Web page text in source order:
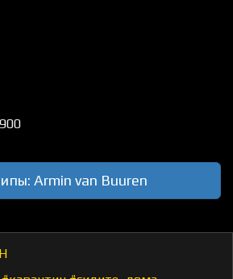
Armin van Buuren